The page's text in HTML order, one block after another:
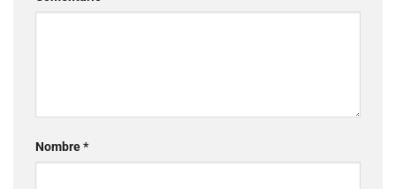
Comentario*
Nombre*